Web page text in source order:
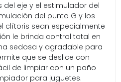
eje y el estimulador del
del punto G y los
clítoris sean especialmente
le brinda control total en
sedosa y agradable para
que se deslice con
de limpiar con un paño
para juguetes.